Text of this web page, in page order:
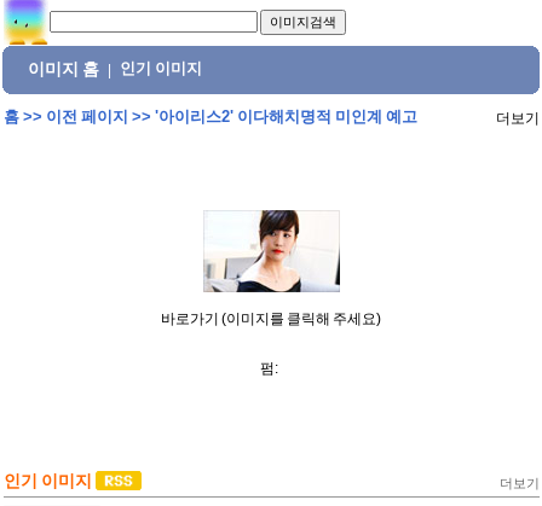
이미지 홈 인기 이미지
홈>> 이전 페이지 >> '아이리스2' 이다해치명적 미인계 예고 더보기
바로가기 (이미지를 클릭해 주세요)
펌:
인기 이미지 더보기